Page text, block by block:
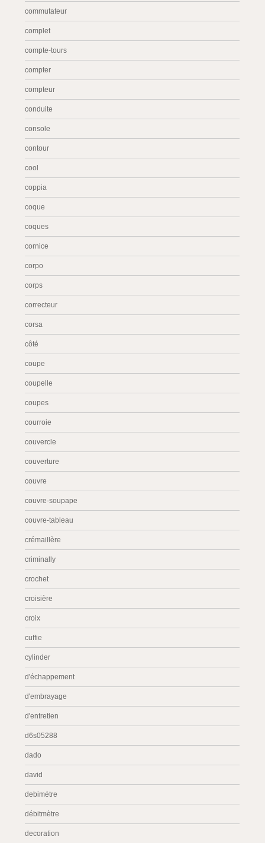
commutateur
complet
compte-tours
compter
compteur
conduite
console
contour
cool
coppia
coque
coques
cornice
corpo
corps
correcteur
corsa
côté
coupe
coupelle
coupes
courroie
couvercle
couverture
couvre
couvre-soupape
couvre-tableau
crémaillère
criminally
crochet
croisière
croix
cuffie
cylinder
d'échappement
d'embrayage
d'entretien
d6s05288
dado
david
debimétre
débitmètre
decoration